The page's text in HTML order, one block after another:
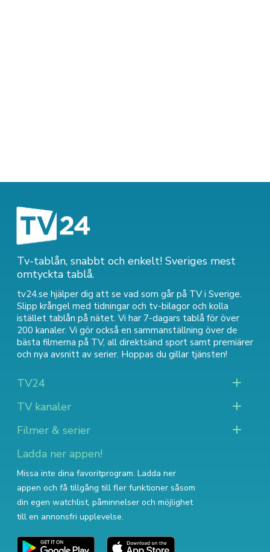
Tv-tablån, snabbt och enkelt! Sveriges mest
omtyckta tablå.
tv24.se hjälper dig att se vad som går på TV i Sverige.
Slipp krångel med tidningar och tv-bilagor och kolla
istället tablån på nätet. Vi har 7-dagars tablå för över
200 kanaler. Vi gör också en sammanställning över de
bästa filmerna på TV, all direktsänd sport samt premiärer
och nya avsnitt av serier. Hoppas du gillar tjänsten!
TV24
TV kanaler
Filmer & serier
Ladda ner appen!
Missa inte dina favoritprogram. Ladda ner
appen och få tillgång till fler funktioner såsom
din egen watchlist, påminnelser och möjlighet
till en annonsfri upplevelse.